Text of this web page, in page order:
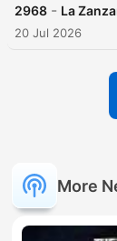
2968 - La
20 Jul 2026
More